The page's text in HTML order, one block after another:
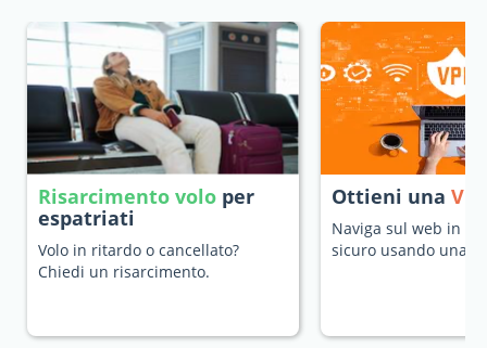
Risarcimento volo per
espatriati
Volo in ritardo o cancellato?
Chiedi un risarcimento.
Ottieni una
Naviga sul web in
sicuro usando una